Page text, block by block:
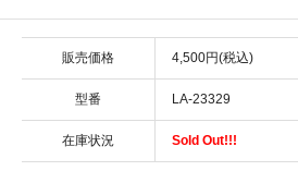
販売価格 4,500円(税込)
型番 LA-23329
在庫状況 Sold Out!!!